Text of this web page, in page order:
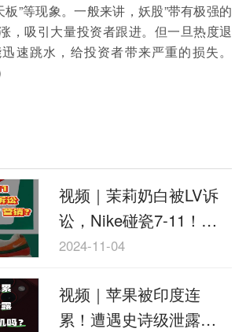
们来补课
图说
家族企业
品牌活动
据要素
板”等现象。一般来讲，妖股”带有极强的
，吸引大量投资者跟进。但一旦热度退
速跳水，给投资者带来严重的损失。
视频｜茉莉奶白被LV诉
讼，Nike碰瓷7-11！侵
权成了“擦边”营销？
2024-11-04
视频｜苹果被印度连
累！遭遇史诗级泄露会